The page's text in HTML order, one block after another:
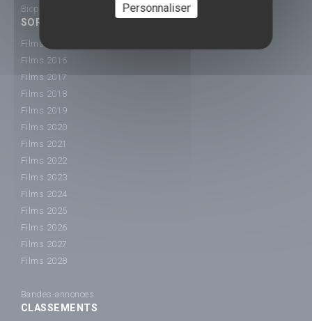
Biopic
SORTIE CINÉ
Films 2015
Films 2016
Films 2017
Films 2018
Films 2019
Films 2020
Films 2021
Films 2022
Films 2023
Films 2024
Films 2025
Films 2026
Films 2027
Films 2028
Bandes-annonces
CLASSEMENTS
Personnaliser